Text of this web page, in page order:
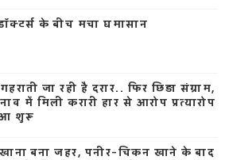
के बीच मचा घमासान
जा रही है दरार.. फिर छिड़ा संग्राम,
में मिली करारी हार से आरोप प्रत्यारोप
शुरू
बना जहर, पनीर-चिकन खाने के बाद